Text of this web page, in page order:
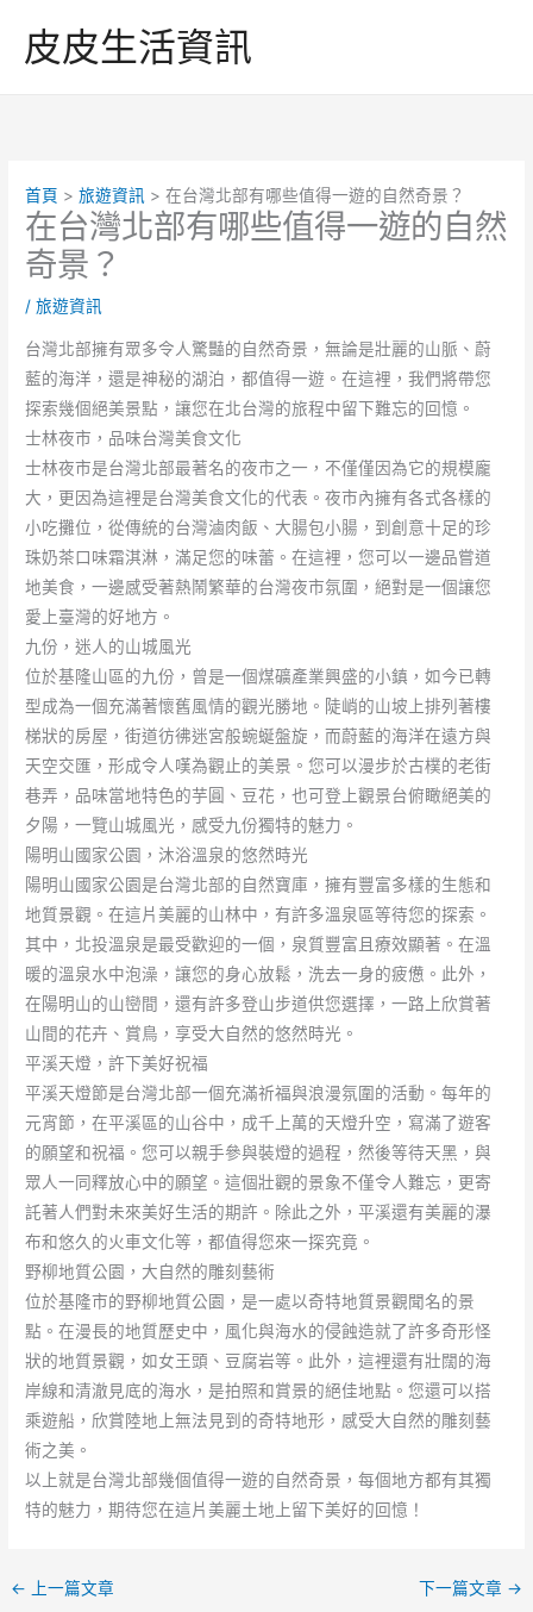
皮皮生活資訊
首頁 旅遊資訊 在台灣北部有哪些值得一遊的自然奇景？
在台灣北部有哪些值得一遊的自然
奇景？
/旅遊資訊
台灣北部擁有眾多令人驚豔的自然奇景，無論是壯麗的山脈、蔚
藍的海洋，還是神秘的湖泊，都值得一遊。在這裡，我們將帶您
探索幾個絕美景點，讓您在北台灣的旅程中留下難忘的回憶。
士林夜市，品味台灣美食文化
士林夜市是台灣北部最著名的夜市之一，不僅僅因為它的規模龐
大，更因為這裡是台灣美食文化的代表。夜市內擁有各式各樣的
小吃攤位，從傳統的台灣滷肉飯、大腸包小腸，到創意十足的珍
珠奶茶口味霜淇淋，滿足您的味蕾。在這裡，您可以一邊品嘗道
地美食，一邊感受著熱鬧繁華的台灣夜市氛圍，絕對是一個讓您
愛上臺灣的好地方。
九份，迷人的山城風光
位於基隆山區的九份，曾是一個煤礦產業興盛的小鎮，如今已轉
型成為一個充滿著懷舊風情的觀光勝地。陡峭的山坡上排列著樓
梯狀的房屋，街道彷彿迷宮般蜿蜒盤旋，而蔚藍的海洋在遠方與
天空交匯，形成令人嘆為觀止的美景。您可以漫步於古樸的老街
巷弄，品味當地特色的芋圓、豆花，也可登上觀景台俯瞰絕美的
夕陽，一覽山城風光，感受九份獨特的魅力。
陽明山國家公園，沐浴溫泉的悠然時光
陽明山國家公園是台灣北部的自然寶庫，擁有豐富多樣的生態和
地質景觀。在這片美麗的山林中，有許多溫泉區等待您的探索。
其中，北投溫泉是最受歡迎的一個，泉質豐富且療效顯著。在溫
暖的溫泉水中泡澡，讓您的身心放鬆，洗去一身的疲憊。此外，
在陽明山的山巒間，還有許多登山步道供您選擇，一路上欣賞著
山間的花卉、賞鳥，享受大自然的悠然時光。
平溪天燈，許下美好祝福
平溪天燈節是台灣北部一個充滿祈福與浪漫氛圍的活動。每年的
元宵節，在平溪區的山谷中，成千上萬的天燈升空，寫滿了遊客
的願望和祝福。您可以親手參與裝燈的過程，然後等待天黑，與
眾人一同釋放心中的願望。這個壯觀的景象不僅令人難忘，更寄
託著人們對未來美好生活的期許。除此之外，平溪還有美麗的瀑
布和悠久的火車文化等，都值得您來一探究竟。
野柳地質公園，大自然的雕刻藝術
位於基隆市的野柳地質公園，是一處以奇特地質景觀聞名的景
點。在漫長的地質歷史中，風化與海水的侵蝕造就了許多奇形怪
狀的地質景觀，如女王頭、豆腐岩等。此外，這裡還有壯闊的海
岸線和清澈見底的海水，是拍照和賞景的絕佳地點。您還可以搭
乘遊船，欣賞陸地上無法見到的奇特地形，感受大自然的雕刻藝
術之美。
以上就是台灣北部幾個值得一遊的自然奇景，每個地方都有其獨
特的魅力，期待您在這片美麗土地上留下美好的回憶！
← 上一篇文章 下一篇文章 →